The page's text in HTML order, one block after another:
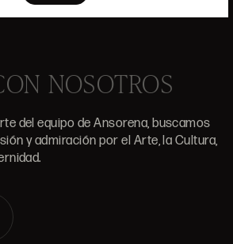
NOSOTROS
del equipo de Ansorena, buscamos
y admiración por el Arte, la Cultura,